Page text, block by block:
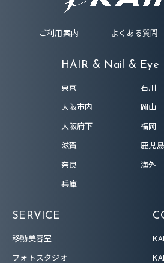
ご利用案内 よくある質問
HAIR & Nail & Eye
東京
大阪市内
大阪府下
滋賀
奈良
兵庫
石川
岡山
福岡
鹿児島
海外
SERVICE
移動美容室
フォトスタジオ